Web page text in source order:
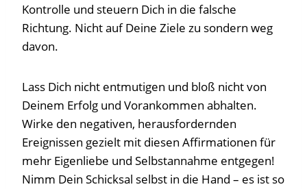
Kontrolle und steuern Dich in die falsche
Richtung. Nicht auf Deine Ziele zu sondern weg
davon.
Lass Dich nicht entmutigen und bloß nicht von
Deinem Erfolg und Vorankommen abhalten.
Wirke den negativen, herausfordernden
Ereignissen gezielt mit diesen Affirmationen für
mehr Eigenliebe und Selbstannahme entgegen!
Nimm Dein Schicksal selbst in die Hand – es ist so